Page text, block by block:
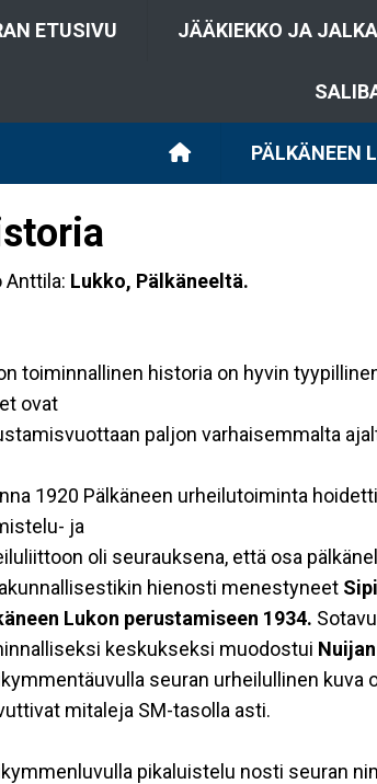
ETUSIVU JÄÄKIEKKO JA
PÄLKÄNEEN
Anttila: Lukko, Pälkäneeltä.
toiminnallinen historia on hyvin
ovat
paljon varhaisemmalta
1920 Pälkäneen urheilutoiminta
ja
oli seurauksena, että osa
hienosti menestyneet
Lukon perustamiseen 1934.
keskukseksi muodostui
seuran urheilullinen kuva
mitaleja SM-tasolla asti.
pikaluistelu nosti seuran